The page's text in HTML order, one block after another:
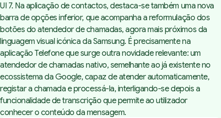
UI 7. Na aplicação de contactos, destaca-se também uma nova
barra de opções inferior, que acompanha a reformulação dos
botões do atendedor de chamadas, agora mais próximos da
linguagem visual icónica da Samsung. É precisamente na
aplicação Telefone que surge outra novidade relevante: um
atendedor de chamadas nativo, semelhante ao já existente no
ecossistema da Google, capaz de atender automaticamente,
registar a chamada e processá-la, interligando-se depois a
funcionalidade de transcrição que permite ao utilizador
conhecer o conteúdo da mensagem.